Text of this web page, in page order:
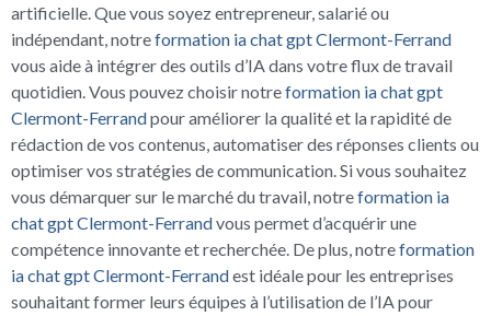
artificielle. Que vous soyez entrepreneur, salarié ou
indépendant, notreformation ia chat gpt Clermont-Ferrand
vous aide à intégrer des outils d’IA dans votre flux de travail
quotidien. Vous pouvez choisir notreformation ia chat gpt
Clermont-Ferrandpour améliorer la qualité et la rapidité de
rédaction de vos contenus, automatiser des réponses clients ou
optimiser vos stratégies de communication. Si vous souhaitez
vous démarquer sur le marché du travail, notreformation ia
chat gpt Clermont-Ferrandvous permet d’acquérir une
compétence innovante et recherchée. De plus, notreformation
ia chat gpt Clermont-Ferrandest idéale pour les entreprises
souhaitant former leurs équipes à l’utilisation de l’IA pour